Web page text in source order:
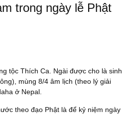
trong ngày lễ Phật
tộc Thích Ca. Ngài được cho là sinh
mùng 8/4 âm lịch (theo lý giải
ở Nepal.
theo đạo Phật là để kỷ niệm ngày